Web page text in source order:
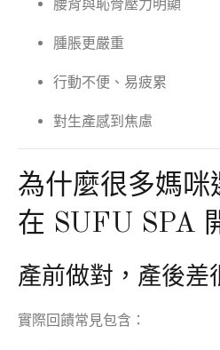
腰背與恥骨壓力明顯
腫脹更嚴重
行動不便、易疲累
對生產感到焦慮
為什麼很多媽咪
在 SUFU SPA
產前做對，產後差
實際回饋常見包含：